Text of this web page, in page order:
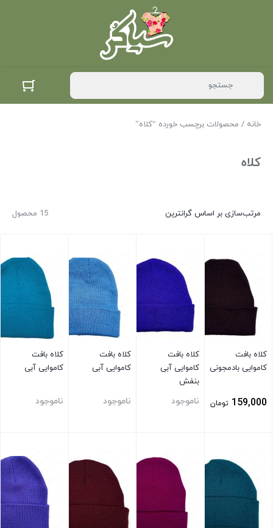
خانه / محصولات برچسب خورده “کلاه”
کلاه
15 محصول مرتب‌سازی بر اساس گرانترین
کلاه بافت
کاموایی بادمجونی
159,000 تومان
کلاه بافت
کاموایی آبی
بنفش
ناموجود
کلاه بافت
کاموایی آبی
ناموجود
کلاه بافت
کاموایی آبی
ناموجود